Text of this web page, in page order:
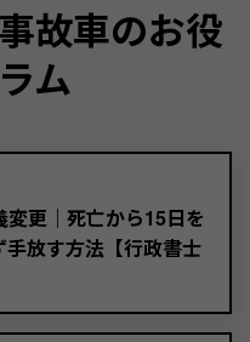
故車のお役
ム
更｜死亡から15日を
手放す方法【行政書士